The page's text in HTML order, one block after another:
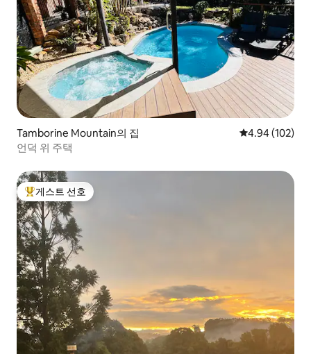
Tamborine Mountain의 집 평점 4.94점(5
4.94 (102)
언덕 위 주택
상위 게스트 선호
게스트 선호